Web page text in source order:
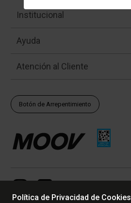
Institucional
Ayuda
Atención al Cliente
Botón de Arrepentimiento
Política de Privacidad de Cookies